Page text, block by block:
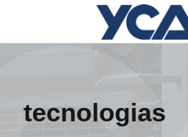
tecnologias